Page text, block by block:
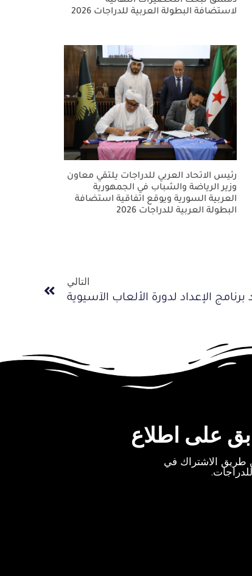
لاستضافة البطولة العربية للدراجات 2026
رئيس الاتحاد العربي للدراجات يلتقي معاون
وزير الرياضة والشباب في الجمهورية
العربية السورية ويوقع اتفاقية استضافة
البطولة العربية للدراجات 2026
التالي
الإعداد لدورة الألعاب الآسيوية
على اطلاع
طريق الاشتراك في